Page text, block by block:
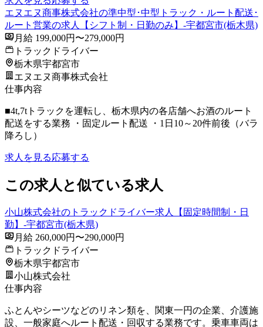
エヌエヌ商事株式会社の準中型･中型トラック・ルート配送･
ルート営業の求人【シフト制・日勤のみ】-宇都宮市(栃木県)
月給 199,000円〜279,000円
トラックドライバー
栃木県宇都宮市
エヌエヌ商事株式会社
仕事内容
■4t,7tトラックを運転し、栃木県内の各店舗へお酒のルート
配送をする業務 ・固定ルート配送 ・1日10～20件前後（バラ
降ろし）
求人を見る応募する
この求人と似ている求人
小山株式会社のトラックドライバー求人【固定時間制・日
勤】-宇都宮市(栃木県)
月給 260,000円〜290,000円
トラックドライバー
栃木県宇都宮市
小山株式会社
仕事内容
ふとんやシーツなどのリネン類を、関東一円の企業、介護施
設、一般家庭へルート配送・回収する業務です。乗車車両は